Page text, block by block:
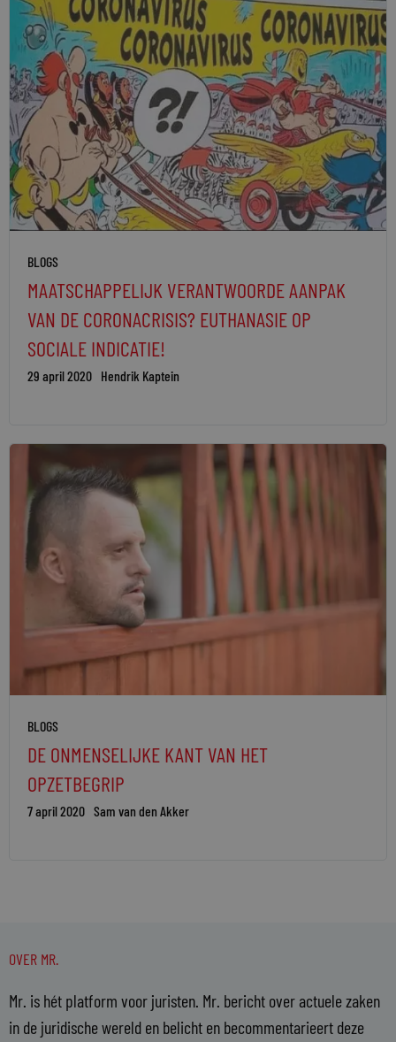
BLOGS
MAATSCHAPPELIJK VERANTWOORDE AANPAK
VAN DE CORONACRISIS? EUTHANASIE OP
SOCIALE INDICATIE!
29 april 2020 Hendrik Kaptein
BLOGS
DE ONMENSELIJKE KANT VAN HET
OPZETBEGRIP
7 april 2020 Sam van den Akker
OVER MR.
Mr. is hét platform voor juristen. Mr. bericht over actuele zaken
in de juridische wereld en belicht en becommentarieert deze